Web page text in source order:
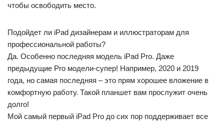
чтобы освободить место.
Подойдет ли iPad дизайнерам и иллюстраторам для
профессиональной работы?
Да. Особенно последняя модель iPad Pro. Даже
предыдущие Pro модели-супер! Например, 2020 и 2019
года, но самая последняя – это прям хорошее вложение в
комфортную работу. Такой планшет вам прослужит очень
долго!
Мой самый первый iPad Pro до сих пор поддерживает все